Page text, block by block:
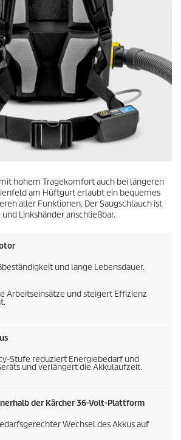
hohem Tragekomfort auch bei längeren
am Hüftgurt erlaubt ein bequemes
aller Funktionen. Der Saugschlauch ist
Linkshänder anschließbar.
und lange Lebensdauer.
Arbeitseinsätze und steigert Effizienz
-Stufe reduziert Energiebedarf und
und verlängert die Akkulaufzeit.
der Kärcher 36-Volt-Plattform
Wechsel des Akkus auf